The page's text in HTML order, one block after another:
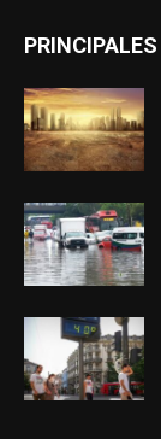
PRINCIPALES